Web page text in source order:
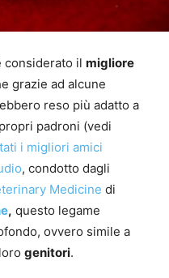
considerato il migliore
grazie ad alcune
reso più adatto a
padroni (vedi
i migliori amici
, condotto dagli
Medicine di
, questo legame
ovvero simile a
genitori.